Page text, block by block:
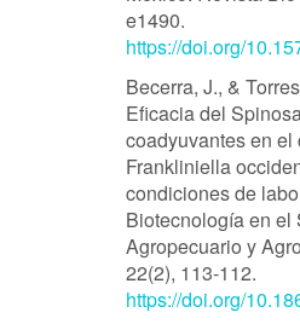
e1490.
https://doi.org/
Becerra, J., &
Eficacia del
coadyuvantes en el
Frankliniella
condiciones de
Biotecnología en el
Agropecuario y
22(2), 113-112.
https://doi.org/